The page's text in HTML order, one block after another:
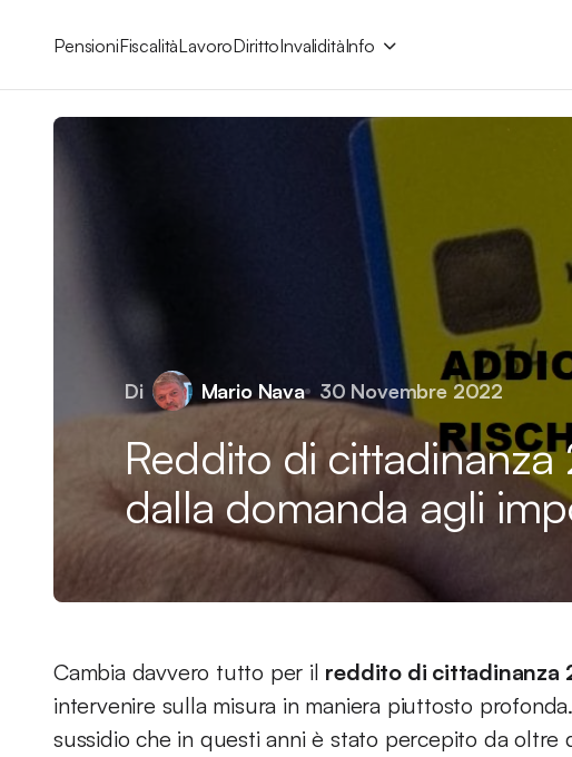
PensioniFiscalitàLavoroDirittoInvaliditàInfo
Di Mario Nava 30 Novembre 2022
Reddito di
dalla domanda agli
Cambia davvero tutto per il reddito di cittadinanza
intervenire sulla misura in maniera piuttosto
sussidio che in questi anni è stato percepito da oltre